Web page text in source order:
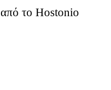
από το Hostonio